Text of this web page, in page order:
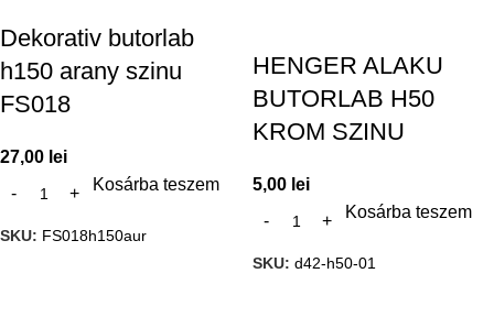
Dekorativ butorlab
h150 arany szinu
FS018
27,00 lei
Kosárba teszem
SKU: FS018h150aur
HENGER ALAKU
BUTORLAB H50
KROM SZINU
5,00 lei
Kosárba teszem
SKU: d42-h50-01